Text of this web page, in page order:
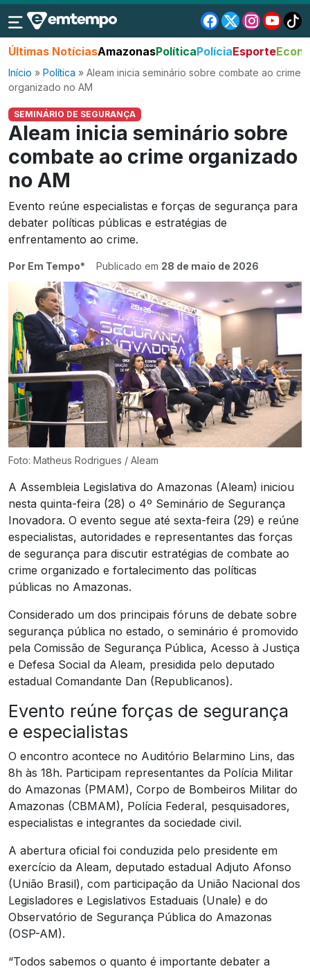
Últimas NotíciasAmazonasPolíticaPolíciaEsporte
Início » Política » Aleam inicia seminário sobre combate ao crime
organizado no AM
SEMINÁRIO DE SEGURANÇA
Aleam inicia seminário sobre
combate ao crime organizado
no AM
Evento reúne especialistas e forças de segurança para
debater políticas públicas e estratégias de
enfrentamento ao crime.
Por Em Tempo* Publicado em 28 de maio de 2026
Foto: Matheus Rodrigues / Aleam
A Assembleia Legislativa do Amazonas (Aleam) iniciou
nesta quinta-feira (28) o 4º Seminário de Segurança
Inovadora. O evento segue até sexta-feira (29) e reúne
especialistas, autoridades e representantes das forças
de segurança para discutir estratégias de combate ao
crime organizado e fortalecimento das políticas
públicas no Amazonas.
Considerado um dos principais fóruns de debate sobre
segurança pública no estado, o seminário é promovido
pela Comissão de Segurança Pública, Acesso à Justiça
e Defesa Social da Aleam, presidida pelo deputado
estadual Comandante Dan (Republicanos).
Evento reúne forças de segurança
e especialistas
O encontro acontece no Auditório Belarmino Lins, das
8h às 18h. Participam representantes da Polícia Militar
do Amazonas (PMAM), Corpo de Bombeiros Militar do
Amazonas (CBMAM), Polícia Federal, pesquisadores,
especialistas e integrantes da sociedade civil.
A abertura oficial foi conduzida pelo presidente em
exercício da Aleam, deputado estadual Adjuto Afonso
(União Brasil), com participação da União Nacional dos
Legisladores e Legislativos Estaduais (Unale) e do
Observatório de Segurança Pública do Amazonas
(OSP-AM).
“Todos sabemos o quanto é importante debater a